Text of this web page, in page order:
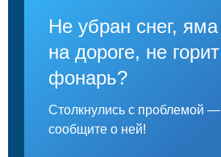
Не убран снег, яма
на дороге, не горит
фонарь?
Столкнулись с проблемой —
сообщите о ней!